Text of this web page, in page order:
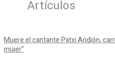
Artículos
Muere el cantante Patxi Andión,
mujer”